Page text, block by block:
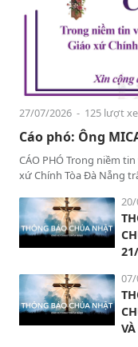
27/07/2026 - 125 lượt
Cáo phó: Ông
CÁO PHÓ Trong niềm
xứ Chính Tòa Đà Nẵng